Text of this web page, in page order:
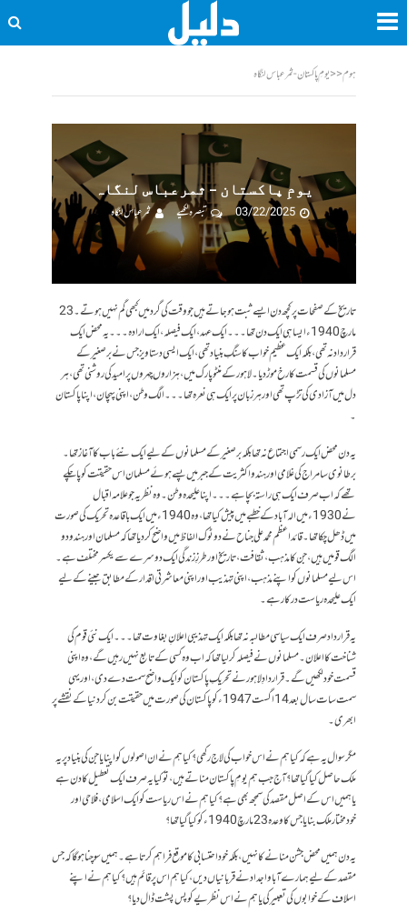
ہوم<<یومِ پاکستان - ثمرعباس لنگاہ
یومِ پاکستان – ثمرعباس لنگاہ
03/22/2025
تبصرہ لکھیے ثمر عباس لنگاہ
تاریخ کے صفحات پر کچھ دن ایسے ثبت ہو جاتے ہیں جو وقت کی گرد میں کبھی گم نہیں ہوتے۔ 23
مارچ 1940ء ایسا ہی ایک دن تھا ۔۔۔ ایک عہد، ایک فیصلہ، ایک ارادہ ۔۔۔ یہ محض ایک
قرارداد نہ تھی، بلکہ ایک عظیم خواب کا سنگِ بنیاد تھی، ایک ایسی دستاویز جس نے برصغیر کے
مسلمانوں کی قسمت کا رخ موڑ دیا۔ لاہور کے منٹو پارک میں، ہزاروں چہروں پر امید کی روشنی تھی، ہر
دل میں آزادی کی تڑپ تھی اور ہر زبان پر ایک ہی نعرہ تھا ۔۔۔ الگ وطن، اپنی پہچان، اپنا پاکستان
۔
یہ دن محض ایک رسمی اجتماع نہ تھا بلکہ برصغیر کے مسلمانوں کے لیے ایک نئے باب کا آغاز تھا۔
برطانوی سامراج کی غلامی اور ہندو اکثریت کے جبر میں پسے ہوئے مسلمان اس حقیقت کو پا چکے
تھے کہ اب صرف ایک ہی راستہ بچا ہے ۔۔۔ اپنا علیحدہ وطن۔ وہ نظریہ جو علامہ اقبال
نے 1930ء میں الہ آباد کے خطبے میں پیش کیا تھا، وہ 1940ء میں ایک باقاعدہ تحریک کی صورت
میں ڈھل چکا تھا۔ قائداعظم محمد علی جناح نے دوٹوک الفاظ میں واضح کر دیا تھا کہ مسلمان اور ہندو دو
الگ قومیں ہیں، جن کا مذہب، ثقافت، تاریخ اور طرزِ زندگی ایک دوسرے سے یکسر مختلف ہے۔
اس لیے مسلمانوں کو اپنے مذہب، اپنی تہذیب اور اپنی معاشرتی اقدار کے مطابق جینے کے لیے
ایک علیحدہ ریاست درکار ہے۔
یہ قرارداد صرف ایک سیاسی مطالبہ نہ تھا بلکہ ایک تہذیبی اعلانِ بغاوت تھا ۔۔۔ ایک نئی قوم کی
شناخت کا اعلان۔ مسلمانوں نے فیصلہ کر لیا تھا کہ اب وہ کسی کے تابع نہیں رہیں گے، وہ اپنی
قسمت خود لکھیں گے۔ قراردادِ لاہور نے تحریکِ پاکستان کو ایک واضح سمت دے دی، اور یہی
سمت سات سال بعد 14 اگست 1947ء کو پاکستان کی صورت میں حقیقت بن کر دنیا کے نقشے پر
ابھری۔
مگر سوال یہ ہے کہ کیا ہم نے اس خواب کی لاج رکھی؟ کیا ہم نے ان اصولوں کو اپنایا جن کی بنیاد پر یہ
ملک حاصل کیا گیا تھا؟ آج جب ہم یومِ پاکستان مناتے ہیں، تو کیا یہ صرف ایک تعطیل کا دن ہے
یا ہمیں اس کے اصل مقصد کی سمجھ بھی ہے؟ کیا ہم نے اس ریاست کو ایک اسلامی، فلاحی اور
خودمختار ملک بنایا جس کا وعدہ 23 مارچ 1940ء کو کیا گیا تھا؟
یہ دن ہمیں محض جشن منانے کا نہیں، بلکہ خود احتسابی کا موقع فراہم کرتا ہے۔ ہمیں سوچنا ہوگا کہ جس
مقصد کے لیے ہمارے آبا و اجداد نے قربانیاں دیں، کیا ہم اس پر قائم ہیں؟ کیا ہم نے اپنے
اسلاف کے خوابوں کی تعبیر کی یا ہم نے اس نظریے کو پس پشت ڈال دیا؟